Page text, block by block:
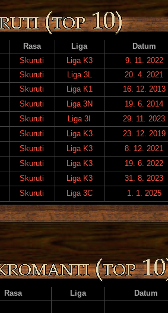
Rasa Liga Datum
Skuruti Liga K3 9. 11. 2022
Skuruti Liga 3L 20. 4. 2021
Skuruti Liga K1 16. 12. 2013
Skuruti Liga 3N 19. 6. 2014
Skuruti Liga 3I 29. 11. 2023
Skuruti Liga K3 23. 12. 2019
Skuruti Liga K3 8. 12. 2021
Skuruti Liga K3 19. 6. 2022
Skuruti Liga K3 31. 8. 2023
Skuruti Liga 3C 1. 1. 2025
Rasa Liga Datum